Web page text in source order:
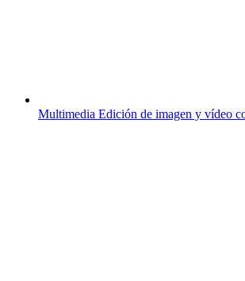
Multimedia Edición de imagen y vídeo